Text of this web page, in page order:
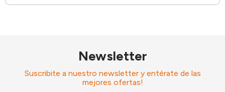
Newsletter
Suscribite a nuestro newsletter y entérate de las
mejores ofertas!